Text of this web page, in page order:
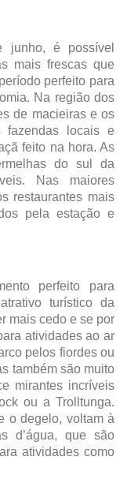
é possível
mais frescas que
perfeito para
Na região dos
de macieiras e os
fazendas locais e
feito na hora. As
do sul da
Nas maiores
restaurantes mais
pela estação e
perfeito para
turístico da
mais cedo e se por
atividades ao ar
pelos fiordes ou
também são muito
mirantes incríveis
ou a Trolltunga.
o degelo, voltam à
d’água, que são
atividades como